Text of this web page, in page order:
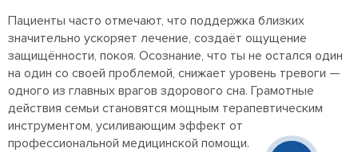
Пациенты часто отмечают, что поддержка близких
значительно ускоряет лечение, создаёт ощущение
защищённости, покоя. Осознание, что ты не остался один
на один со своей проблемой, снижает уровень тревоги —
одного из главных врагов здорового сна. Грамотные
действия семьи становятся мощным терапевтическим
инструментом, усиливающим эффект от
профессиональной медицинской помощи.